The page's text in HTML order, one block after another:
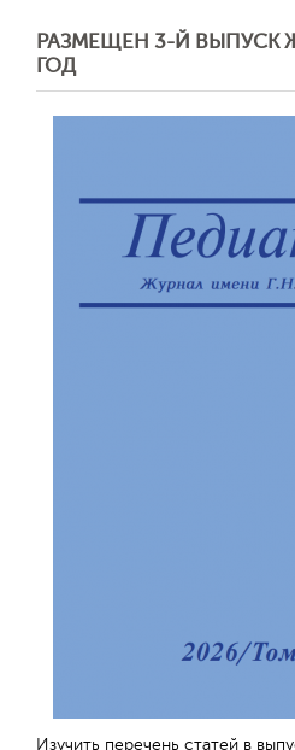
РАЗМЕЩЕН 3-Й ВЫПУСК
ГОД
Изучить перечень статей в